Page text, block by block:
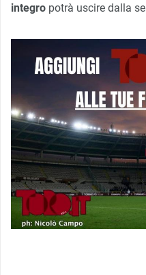
integro potrà uscire dalla